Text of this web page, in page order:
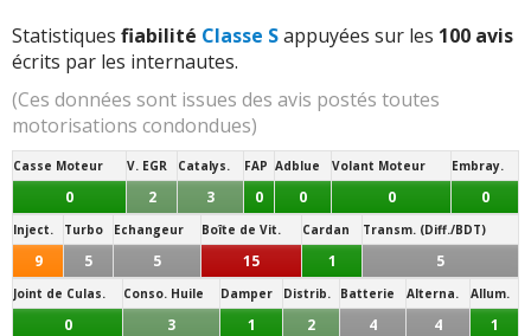
Statistiques fiabilité Classe Sappuyées sur les 100 avis
écrits par les internautes.
(Ces données sont issues des avis postés toutes
motorisations condondues)
Casse Moteur V. EGR Catalys. FAP Adblue Volant Moteur Embray.
0 2 3 0 0 0 0
Inject. Turbo Echangeur Boîte de Vit. Cardan Transm. (Diff./BDT)
9 5 5 15 1 5
Joint de Culas. Conso. Huile Damper Distrib. Batterie Alterna. Allum.
0 3 1 2 4 4 1